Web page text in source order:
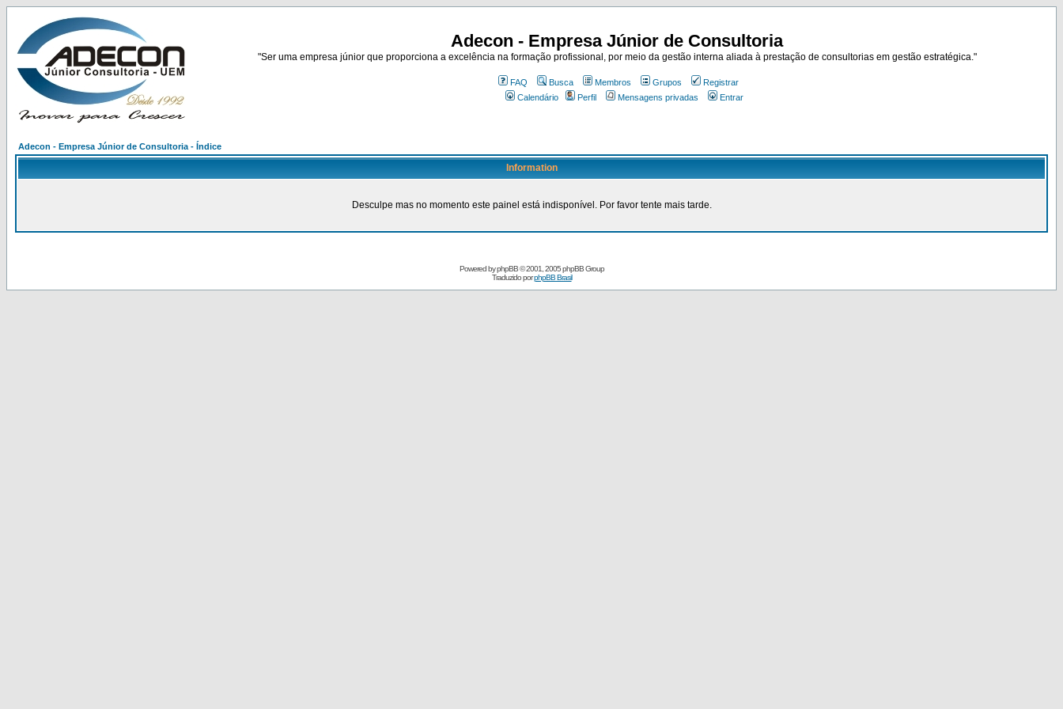
Adecon - Empresa Júnior de Consultoria
"Ser uma empresa júnior que proporciona a excelência na formação profissional, por meio da gestão interna aliada à prestação de consultorias em gestão estratégica."
FAQ Busca Membros Grupos
Registrar
Calendário
Perfil Mensagens privadas Entrar
Adecon - Empresa Júnior de Consultoria - Índice
Information
Desculpe mas no momento este painel está indisponível. Por favor tente mais tarde.
Powered byphpBB© 2001, 2005 phpBB Group
Traduzido porphpBB Brasil